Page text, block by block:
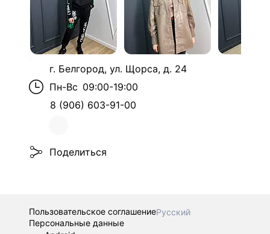
г. Белгород, ул. Щорса, д. 24
Пн-Вс 09:00-19:00
8 (906) 603-91-00
Поделиться
Пользовательское соглашениеРусский
Персональные данные